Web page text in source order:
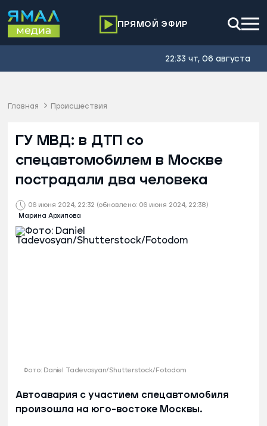
ПРЯМОЙ ЭФИР
22:33 чт, 06 августа
Главная Происшествия
06 июня 2024, 22:32 (обновлено: 06 июня 2024, 22:38)
Марина Архипова
ГУ МВД: в ДТП со
спецавтомобилем в Москве
пострадали два человека
Фото: Daniel Tadevosyan/Shutterstock/Fotodom
Автоавария с участием спецавтомобиля
произошла на юго-востоке Москвы.